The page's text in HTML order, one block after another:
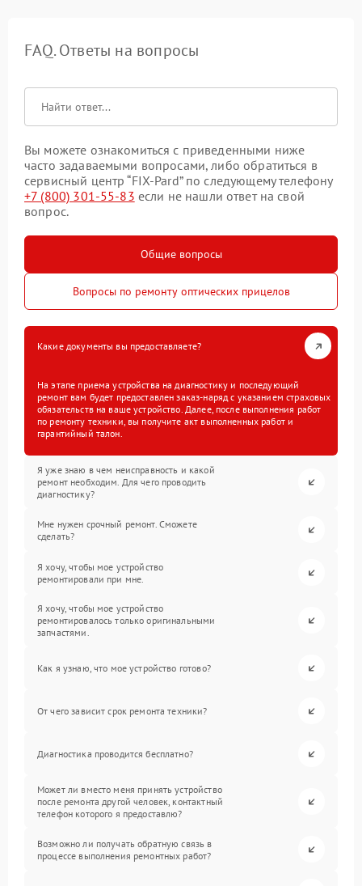
FAQ. Ответы на вопросы
Вы можете ознакомиться с приведенными ниже
часто задаваемыми вопросами, либо обратиться в
сервисный центр “FIX-Pard” по следующему телефону
+7 (800) 301-55-83 если не нашли ответ на свой
вопрос.
Общие вопросы
Вопросы по ремонту оптических прицелов
Какие документы вы предоставляете?
На этапе приема устройства на диагностику и последующий
ремонт вам будет предоставлен заказ-наряд с указанием страховых
обязательств на ваше устройство. Далее, после выполнения работ
по ремонту техники, вы получите акт выполненных работ и
гарантийный талон.
Я уже знаю в чем неисправность и какой
ремонт необходим. Для чего проводить
диагностику?
Мне нужен срочный ремонт. Сможете
сделать?
Я хочу, чтобы мое устройство
ремонтировали при мне.
Я хочу, чтобы мое устройство
ремонтировалось только оригинальными
запчастями.
Как я узнаю, что мое устройство готово?
От чего зависит срок ремонта техники?
Диагностика проводится бесплатно?
Может ли вместо меня принять устройство
после ремонта другой человек, контактный
телефон которого я предоставлю?
Возможно ли получать обратную связь в
процессе выполнения ремонтных работ?